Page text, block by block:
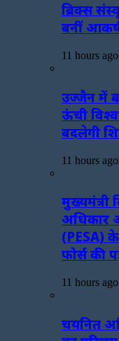
ब्रिक्स
बनीं
11 hours ago
उज्जैन में
ऊंची
बदलेगी
11 hours ago
मुख्यमंत्री
अधिकार
(PESA) के
फोर्स की
11 hours ago
चयनित